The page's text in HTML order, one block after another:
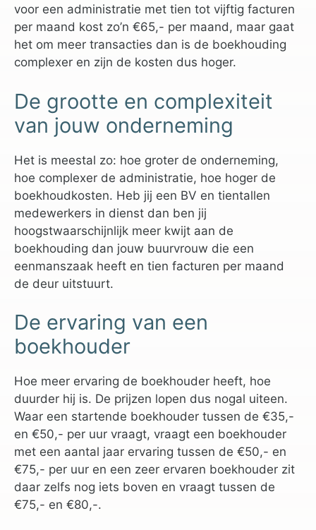
voor een administratie met tien tot vijftig facturen
per maand kost zo’n €65,- per maand, maar gaat
het om meer transacties dan is de boekhouding
complexer en zijn de kosten dus hoger.
De grootte en complexiteit
van jouw onderneming
Het is meestal zo: hoe groter de onderneming,
hoe complexer de administratie, hoe hoger de
boekhoudkosten. Heb jij een BV en tientallen
medewerkers in dienst dan ben jij
hoogstwaarschijnlijk meer kwijt aan de
boekhouding dan jouw buurvrouw die een
eenmanszaak heeft en tien facturen per maand
de deur uitstuurt.
De ervaring van een
boekhouder
Hoe meer ervaring de boekhouder heeft, hoe
duurder hij is. De prijzen lopen dus nogal uiteen.
Waar een startende boekhouder tussen de €35,-
en €50,- per uur vraagt, vraagt een boekhouder
met een aantal jaar ervaring tussen de €50,- en
€75,- per uur en een zeer ervaren boekhouder zit
daar zelfs nog iets boven en vraagt tussen de
€75,- en €80,-.